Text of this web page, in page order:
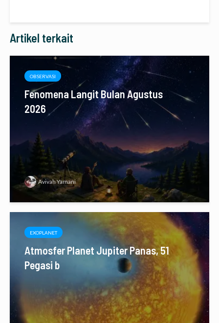
Artikel terkait
OBSERVASI
Fenomena Langit Bulan Agustus
2026
Avivah Yamani
EXOPLANET
Atmosfer Planet Jupiter Panas, 51
Pegasi b